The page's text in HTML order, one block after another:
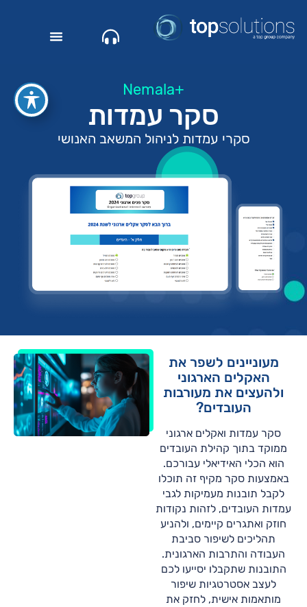
+Nemala
סקר עמדות
סקרי עמדות לניהול המשאב האנושי
מעוניינים לשפר את
האקלים הארגוני
ולהעצים את מעורבות
העובדים?
סקר עמדות ואקלים ארגוני
ממוקד בתוך קהילת העובדים
הוא הכלי האידיאלי עבורכם.
באמצעות סקר מקיף זה תוכלו
לקבל תובנות מעמיקות לגבי
עמדות העובדים, לזהות נקודות
חוזק ואתגרים קיימים, ולהניע
תהליכים לשיפור סביבת
העבודה והתרבות הארגונית.
התובנות שתקבלו יסייעו לכם
לעצב אסטרטגיות שיפור
מותאמות אישית, לחזק את